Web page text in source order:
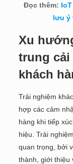
Đọc thêm:
lưu ý
Xu
trung cải
khách
Trải nghiệm
hợp các cảm
hàng khi tiếp
hiệu. Trải
quan trọng, bởi
thành, giới thiệu